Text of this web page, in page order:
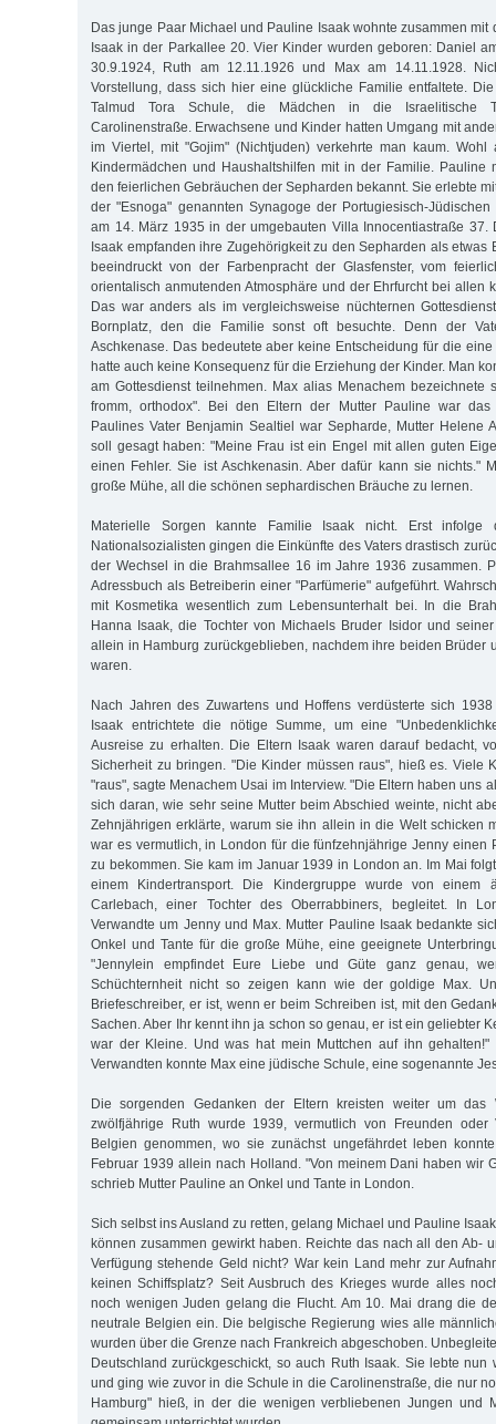
Das junge Paar Michael und Pauline Isaak wohnte zusammen mit
Isaak in der Parkallee 20. Vier Kinder wurden geboren: Daniel
30.9.1924, Ruth am 12.11.1926 und Max am 14.11.1928.
Vorstellung, dass sich hier eine glückliche Familie entfaltete.
Talmud Tora Schule, die Mädchen in die Israelitische
Carolinenstraße. Erwachsene und Kinder hatten Umgang mit
im Viertel, mit "Gojim" (Nichtjuden) verkehrte man kaum. Wohl
Kindermädchen und Haushaltshilfen mit in der Familie. Pauline
den feierlichen Gebräuchen der Sepharden bekannt. Sie erlebte
der "Esnoga" genannten Synagoge der Portugiesisch-
am 14. März 1935 in der umgebauten Villa Innocentiastraße 37.
Isaak empfanden ihre Zugehörigkeit zu den Sepharden als etwas
beeindruckt von der Farbenpracht der Glasfenster, vom
orientalisch anmutenden Atmosphäre und der Ehrfurcht bei allen
Das war anders als im vergleichsweise nüchternen
Bornplatz, den die Familie sonst oft besuchte. Denn der
Aschkenase. Das bedeutete aber keine Entscheidung für die
hatte auch keine Konsequenz für die Erziehung der Kinder. Man
am Gottesdienst teilnehmen. Max alias Menachem bezeichnete
fromm, orthodox". Bei den Eltern der Mutter Pauline war das
Paulines Vater Benjamin Sealtiel war Sepharde, Mutter Helene
soll gesagt haben: "Meine Frau ist ein Engel mit allen guten
einen Fehler. Sie ist Aschkenasin. Aber dafür kann sie nichts."
große Mühe, all die schönen sephardischen Bräuche zu lernen.
Materielle Sorgen kannte Familie Isaak nicht. Erst infolge
Nationalsozialisten gingen die Einkünfte des Vaters drastisch
der Wechsel in die Brahmsallee 16 im Jahre 1936 zusammen.
Adressbuch als Betreiberin einer "Parfümerie" aufgeführt.
mit Kosmetika wesentlich zum Lebensunterhalt bei. In die
Hanna Isaak, die Tochter von Michaels Bruder Isidor und
allein in Hamburg zurückgeblieben, nachdem ihre beiden Brüder
waren.
Nach Jahren des Zuwartens und Hoffens verdüsterte sich
Isaak entrichtete die nötige Summe, um eine
Ausreise zu erhalten. Die Eltern Isaak waren darauf bedacht,
Sicherheit zu bringen. "Die Kinder müssen raus", hieß es. Viele
"raus", sagte Menachem Usai im Interview. "Die Eltern haben uns
sich daran, wie sehr seine Mutter beim Abschied weinte, nicht
Zehnjährigen erklärte, warum sie ihn allein in die Welt schicken
war es vermutlich, in London für die fünfzehnjährige Jenny einen
zu bekommen. Sie kam im Januar 1939 in London an. Im Mai
einem Kindertransport. Die Kindergruppe wurde von einem
Carlebach, einer Tochter des Oberrabbiners, begleitet. In
Verwandte um Jenny und Max. Mutter Pauline Isaak bedankte
Onkel und Tante für die große Mühe, eine geeignete
"Jennylein empfindet Eure Liebe und Güte ganz genau,
Schüchternheit nicht so zeigen kann wie der goldige Max.
Briefeschreiber, er ist, wenn er beim Schreiben ist, mit den
Sachen. Aber Ihr kennt ihn ja schon so genau, er ist ein geliebter
war der Kleine. Und was hat mein Muttchen auf ihn gehalten!"
Verwandten konnte Max eine jüdische Schule, eine sogenannte
Die sorgenden Gedanken der Eltern kreisten weiter um das
zwölfjährige Ruth wurde 1939, vermutlich von Freunden oder
Belgien genommen, wo sie zunächst ungefährdet leben
Februar 1939 allein nach Holland. "Von meinem Dani haben wir
schrieb Mutter Pauline an Onkel und Tante in London.
Sich selbst ins Ausland zu retten, gelang Michael und Pauline
können zusammen gewirkt haben. Reichte das nach all den Ab-
Verfügung stehende Geld nicht? War kein Land mehr zur
keinen Schiffsplatz? Seit Ausbruch des Krieges wurde alles
noch wenigen Juden gelang die Flucht. Am 10. Mai drang die
neutrale Belgien ein. Die belgische Regierung wies alle
wurden über die Grenze nach Frankreich abgeschoben.
Deutschland zurückgeschickt, so auch Ruth Isaak. Sie lebte nun
und ging wie zuvor in die Schule in die Carolinenstraße, die nur
Hamburg" hieß, in der die wenigen verbliebenen Jungen und